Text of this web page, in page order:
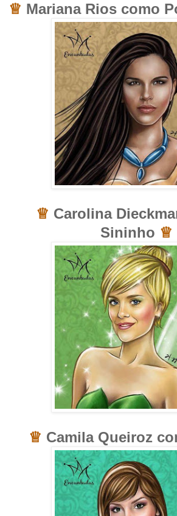
♕ Mariana Rios como
♕ Carolina
Sininho ♕
♕ Camila Queiroz